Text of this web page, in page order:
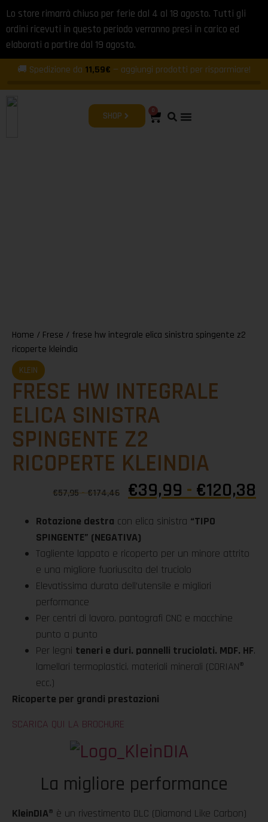
Lo store rimarrà chiuso per ferie dal 4 al 18 agosto. Tutti gli
ordini ricevuti in questo periodo verranno presi in carico ed
elaborati a partire dal 19 agosto.
🚚 Spedizione da 11,59€ — aggiungi prodotti per risparmiare!
SHOP 0
Home / Frese / frese hw integrale elica sinistra spingente z2
ricoperte kleindia
KLEIN
FRESE HW INTEGRALE
ELICA SINISTRA
SPINGENTE Z2
RICOPERTE KLEINDIA
€57,95-€174,46 €39,99 - €120,38
Rotazione destra con elica sinistra “TIPO
SPINGENTE” (NEGATIVA)
Tagliente lappato e ricoperto per un minore attrito
e una migliore fuoriuscita del truciolo
Elevatissima durata dell’utensile e migliori
performance
Per centri di lavoro. pantografi CNC e macchine
punto a punto
Per legni teneri e duri. pannelli truciolati. MDF. HF.
lamellari termoplastici. materiali minerali (CORIAN®
ecc.)
Ricoperte per grandi prestazioni
SCARICA QUI LA BROCHURE
La migliore performance
KleinDIA® è un rivestimento DLC (Diamond Like Carbon)